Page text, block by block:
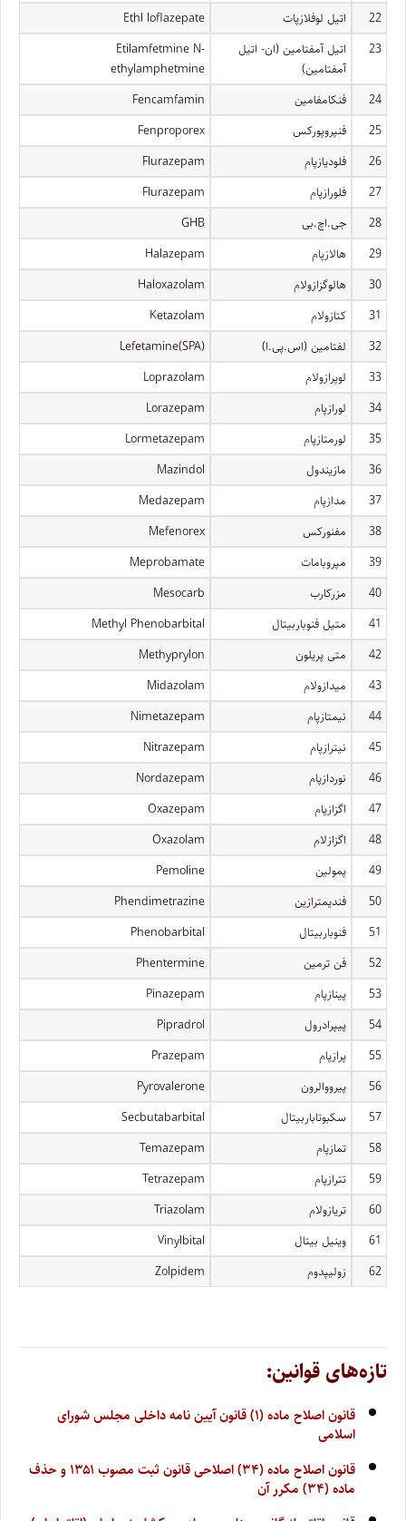
22
اتیل لوفلازپات
Ethl loflazepate
23
اتیل آمفتامین (ان- اتیل
آمفتامین)
Etilamfetmine N-
ethylamphetmine
24
فنکامفامین
Fencamfamin
25
فنپروپورکس
Fenproporex
26
فلودیازپام
Flurazepam
27
فلورازپام
Flurazepam
28
جی.اچ.بی
GHB
29
هالازپام
Halazepam
30
هالوگزازولام
Haloxazolam
31
کتازولام
Ketazolam
32
لفتامین (اس.پی.ا)
Lefetamine(SPA)
33
لوپرازولام
Loprazolam
34
لورازپام
Lorazepam
35
لورمتازپام
Lormetazepam
36
مازیندول
Mazindol
37
مدازپام
Medazepam
38
مفنورکس
Mefenorex
39
مپروبامات
Meprobamate
40
مزرکارب
Mesocarb
41
متیل فنوباربیتال
Methyl Phenobarbital
42
متی پریلون
Methyprylon
43
میدازولام
Midazolam
44
نیمتازپام
Nimetazepam
45
نیترازپام
Nitrazepam
46
نوردازپام
Nordazepam
47
اگزازپام
Oxazepam
48
اگزازلام
Oxazolam
49
پمولین
Pemoline
50
فندیمترازین
Phendimetrazine
51
فنوباربیتال
Phenobarbital
52
فن ترمین
Phentermine
53
پینازپام
Pinazepam
54
پیپرادرول
Pipradrol
55
پرازپام
Prazepam
56
پیرووالرون
Pyrovalerone
57
سکبوتاباربیتال
Secbutabarbital
58
تمازپام
Temazepam
59
تترازپام
Tetrazepam
60
تریازولام
Triazolam
61
وینیل بیتال
Vinylbital
62
زولیپدوم Zolpidem
تازه‌های قوانین:
قانون اصلاح ماده (۱) قانون آیین نامه داخلی مجلس شورای
اسلامی
قانون اصلاح ماده (۳۴) اصلاحی قانون ثبت مصوب ۱۳۵۱ و حذف
ماده (۳۴) مکرر آن